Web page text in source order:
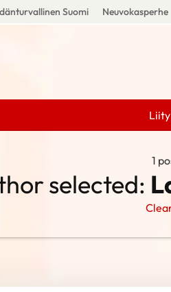
Suomi Neuvokasperhe
1
selected: